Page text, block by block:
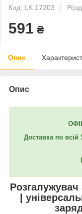
Код: LK 17203
591 ₴
Опис
Опис
Доставка по всій
Розгалужувач
|